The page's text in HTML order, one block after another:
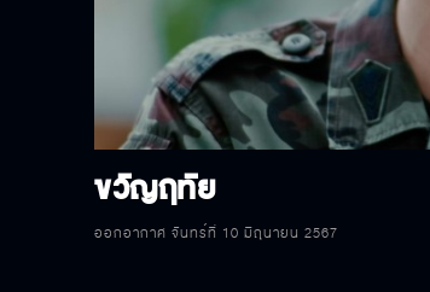
ขวัญฤทัย
ออกอากาศ จันทร์ที่ 10 มิถุนายน 2567